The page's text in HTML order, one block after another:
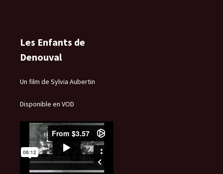
Les Enfants de
Denouval
Un film de Sylvia Aubertin
Disponible en VOD